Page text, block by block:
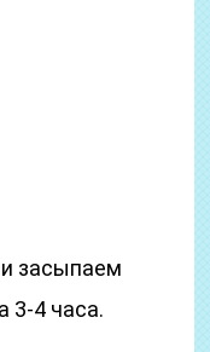
засыпаем
3-4 часа.